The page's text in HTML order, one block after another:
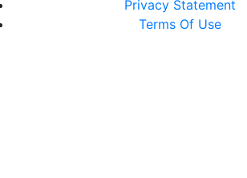
Privacy Statement
Terms Of Use